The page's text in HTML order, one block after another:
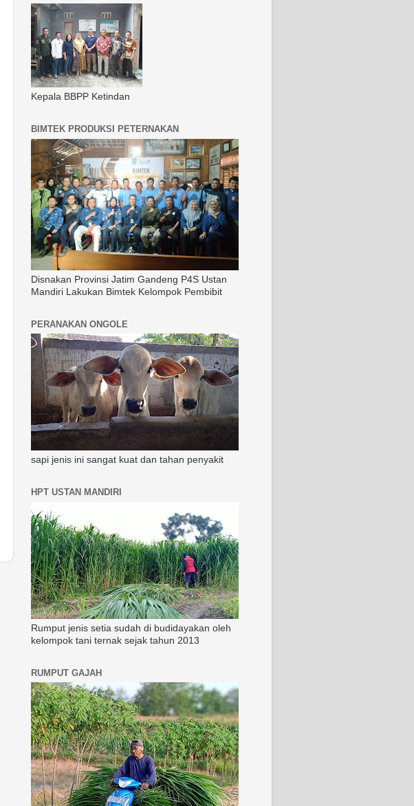
Kepala BBPP Ketindan
BIMTEK PRODUKSI PETERNAKAN
Disnakan Provinsi Jatim Gandeng P4S Ustan
Mandiri Lakukan Bimtek Kelompok Pembibit
PERANAKAN ONGOLE
sapi jenis ini sangat kuat dan tahan penyakit
HPT USTAN MANDIRI
Rumput jenis setia sudah di budidayakan oleh
kelompok tani ternak sejak tahun 2013
RUMPUT GAJAH